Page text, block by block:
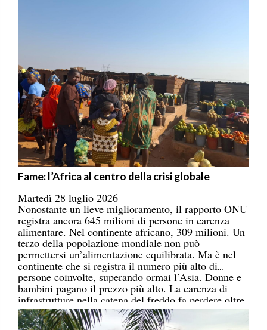
Fame: l’Africa al centro della crisi globale
Martedì 28 luglio 2026
Nonostante un lieve miglioramento, il rapporto ONU
registra ancora 645 milioni di persone in carenza
alimentare. Nel continente africano, 309 milioni. Un
terzo della popolazione mondiale non può
permettersi un’alimentazione equilibrata. Ma è nel
continente che si registra il numero più alto di
persone coinvolte, superando ormai l’Asia. Donne e
bambini pagano il prezzo più alto. La carenza di
infrastrutture nella catena del freddo fa perdere oltre
un terzo della produzione di frutta, verdura, pesce e
latticini.